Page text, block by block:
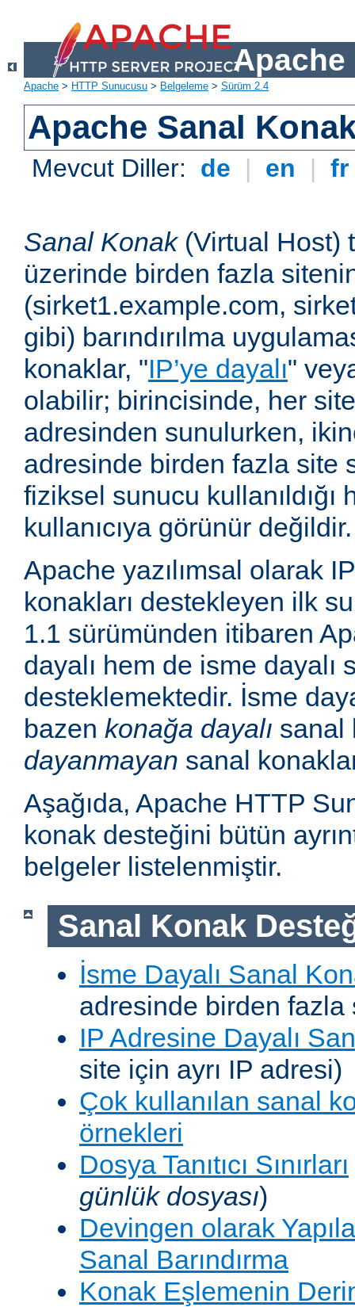
Apache
Apache > HTTP Sunucusu > Belgeleme > Sürüm 2.4
Apache Sanal
Mevcut Diller: de | en |
Sanal Konak(Virtual Host)
üzerinde birden fazla
(sirket1.example.com,
gibi) barındırılma
konaklar, "IP’ye dayalı"
olabilir; birincisinde, her
adresinden sunulurken,
adresinde birden fazla site
fiziksel sunucu
kullanıcıya görünür değildir.
Apache yazılımsal olarak
konakları destekleyen ilk
1.1 sürümünden itibaren
dayalı hem de isme dayalı
desteklemektedir. İsme
bazen konağa dayalı sanal
dayanmayan sanal
Aşağıda, Apache HTTP
konak desteğini bütün
belgeler listelenmiştir.
Sanal Konak
İsme Dayalı Sanal
adresinde birden fazla
IP Adresine Dayalı
site için ayrı IP adresi)
Çok kullanılan sanal
örnekleri
Dosya Tanıtıcı Sınırları
günlük dosyası)
Devingen olarak
Sanal Barındırma
Konak Eşlemenin